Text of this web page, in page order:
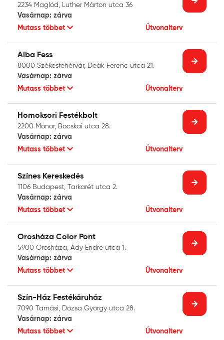
2234 Maglód, Luther Márton utca 36
Vasárnap: zárva
Mutass többet
Útvonalterv
Alba Fess
8000 Székesfehérvár, Deák Ferenc utca 21.
Vasárnap: zárva
Mutass többet
Útvonalterv
Homoksori Festékbolt
2200 Monor, Bocskai utca 28.
Vasárnap: zárva
Mutass többet
Útvonalterv
Színes Kereskedés
1106 Budapest, Tarkarét utca 2.
Vasárnap: zárva
Mutass többet
Útvonalterv
Orosháza Color Pont
5900 Orosháza, Ady Endre utca 1.
Vasárnap: zárva
Mutass többet
Útvonalterv
Szín-Ház Festékáruház
7090 Tamási, Dózsa György utca 28.
Vasárnap: zárva
Mutass többet
Útvonalterv